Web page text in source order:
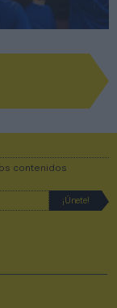
contenidos